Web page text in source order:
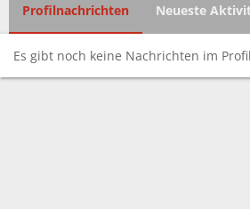
Profilnachrichten Neueste
Es gibt noch keine Nachrichten im